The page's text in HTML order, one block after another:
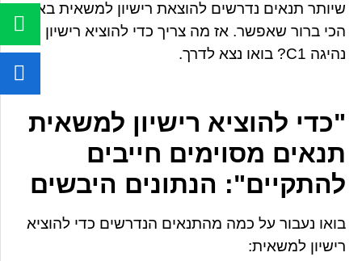
שיותר תנאים נדרשים להוצאת רישיון למשאית באופן
הכי ברור שאפשר. אז מה צריך כדי להוציא רישיון
נהיגה C1? בואו נצא לדרך.
"כדי להוציא רישיון למשאית
תנאים מסוימים חייבים
להתקיים": הנתונים היבשים
בואו נעבור על כמה מהתנאים הנדרשים כדי להוציא
רישיון למשאית: